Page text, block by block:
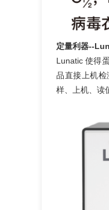
定量利器--
Lunatic 使得
品直接上机
样、上机、读